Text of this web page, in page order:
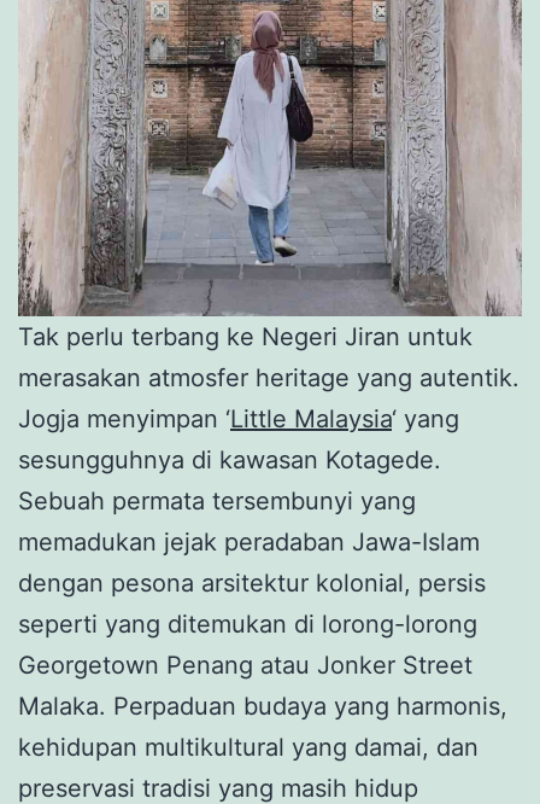
Tak perlu terbang ke Negeri Jiran untuk
merasakan atmosfer heritage yang autentik.
Jogja menyimpan ‘Little Malaysia‘ yang
sesungguhnya di kawasan Kotagede.
Sebuah permata tersembunyi yang
memadukan jejak peradaban Jawa-Islam
dengan pesona arsitektur kolonial, persis
seperti yang ditemukan di lorong-lorong
Georgetown Penang atau Jonker Street
Malaka. Perpaduan budaya yang harmonis,
kehidupan multikultural yang damai, dan
preservasi tradisi yang masih hidup